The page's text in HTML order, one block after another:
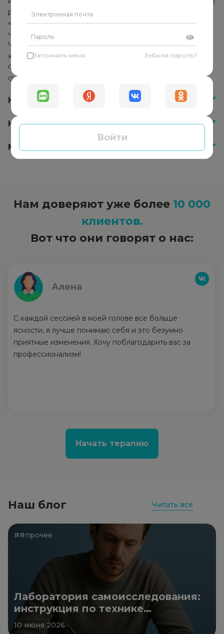
решить конкретную проблему. Он не указывает
«правильное» решение и не даёт советы, а помогает
человеку найти собственные ответы и решения.
Человек начинает прислушиваться к себе, своим
желаниям и находит в себе внутреннюю опору.
Формируется способность справляться с любыми
ситуациями самостоятельно.
Как часто нужно посещать психолога?
Как оплатить сессию со специалистом?
Меня не устроил психолог, что делать?
Нам доверяют уже более 10 000
клиентов.
Вот что они говорят о нас:
Я счастлива, что обратилась к психотерапевту в
нужный момент своей жизни. Мне помогли
тревогу и начать действовать. Я не с
тревогой, а с легким волнением начала новую
Начать терапию
Наш блог Читать все
##прочее
Лаборатория самоисследования:
инструкция по технике
безопасности
10 июня 2026
Запомнить меня Забыли пароль?
Войти